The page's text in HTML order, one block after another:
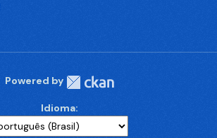
Powered by
Idioma